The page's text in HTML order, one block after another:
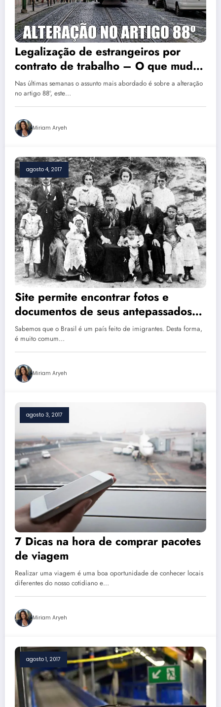
Legalização de estrangeiros por
contrato de trabalho – O que mudou
na Lei
Nas últimas semanas o assunto mais abordado é sobre a alteração
no artigo 88º, este…
Miriam Aryeh
agosto 4, 2017
Site permite encontrar fotos e
documentos de seus antepassados
imigrantes
Sabemos que o Brasil é um país feito de imigrantes. Desta forma,
é muito comum…
Miriam Aryeh
agosto 3, 2017
7 Dicas na hora de comprar pacotes
de viagem
Realizar uma viagem é uma boa oportunidade de conhecer locais
diferentes do nosso cotidiano e…
Miriam Aryeh
agosto 1, 2017